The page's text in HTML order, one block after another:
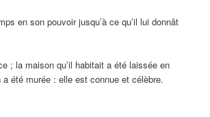
en son pouvoir jusqu’à ce qu’il lui donnât
; la maison qu’il habitait a été laissée en
a été murée : elle est connue et célèbre.